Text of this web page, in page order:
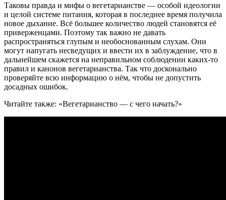
Таковы правда и мифы о вегетарианстве — особой идеологии
и целой системе питания, которая в последнее время получила
новое дыхание. Всё большее количество людей становятся её
приверженцами. Поэтому так важно не давать
распространяться глупым и необоснованным слухам. Они
могут напугать несведущих и ввести их в заблуждение, что в
дальнейшем скажется на неправильном соблюдении каких-то
правил и канонов вегетарианства. Так что досконально
проверяйте всю информацию о нём, чтобы не допустить
досадных ошибок.
Читайте также: «Вегетарианство — с чего начать?»